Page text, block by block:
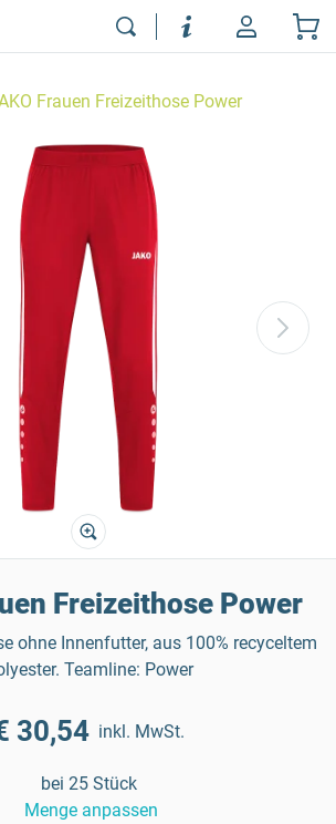
Frauen Freizeithose Power
Freizeithose Power
ohne Innenfutter, aus 100% recyceltem
Teamline: Power
30,54 inkl. MwSt.
bei 25 Stück
Menge anpassen